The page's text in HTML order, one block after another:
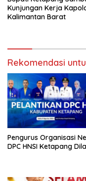
Kunjungan Kerja
Kalimantan Barat
Rekomendasi
Pengurus Organisasi
DPC HNSI Ketapang